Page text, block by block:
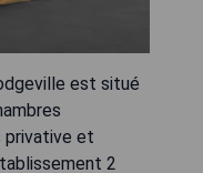
est situé
privative et
2